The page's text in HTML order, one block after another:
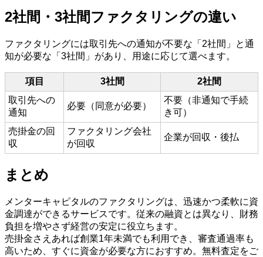
2社間・3社間ファクタリングの違い
ファクタリングには取引先への通知が不要な「2社間」と通
知が必要な「3社間」があり、用途に応じて選べます。
項目 3社間
2社間
取引先への
通知
必要（同意が必要）
不要（非通知で手続
き可）
売掛金の回
収
ファクタリング会社
が回収
企業が回収・後払
まとめ
メンターキャピタルのファクタリングは、迅速かつ柔軟に資
金調達ができるサービスです。従来の融資とは異なり、財務
負担を増やさず経営の安定に役立ちます。
売掛金さえあれば創業1年未満でも利用でき、審査通過率も
高いため、すぐに資金が必要な方におすすめ。無料査定をご